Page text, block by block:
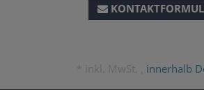
innerhalb